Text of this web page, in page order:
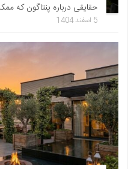
حقایقی درباره پنتاگون که
5 اسفند 1404